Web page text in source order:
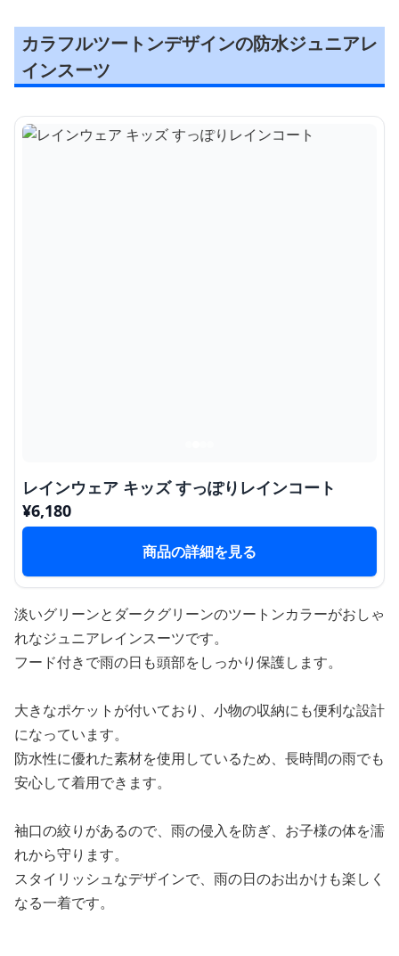
カラフルツートンデザインの防水ジュニアレ
インスーツ
レインウェア キッズ すっぽりレインコート
¥6,180
商品の詳細を見る
淡いグリーンとダークグリーンのツートンカラーがおしゃ
れなジュニアレインスーツです。
フード付きで雨の日も頭部をしっかり保護します。
大きなポケットが付いており、小物の収納にも便利な設計
になっています。
防水性に優れた素材を使用しているため、長時間の雨でも
安心して着用できます。
袖口の絞りがあるので、雨の侵入を防ぎ、お子様の体を濡
れから守ります。
スタイリッシュなデザインで、雨の日のお出かけも楽しく
なる一着です。